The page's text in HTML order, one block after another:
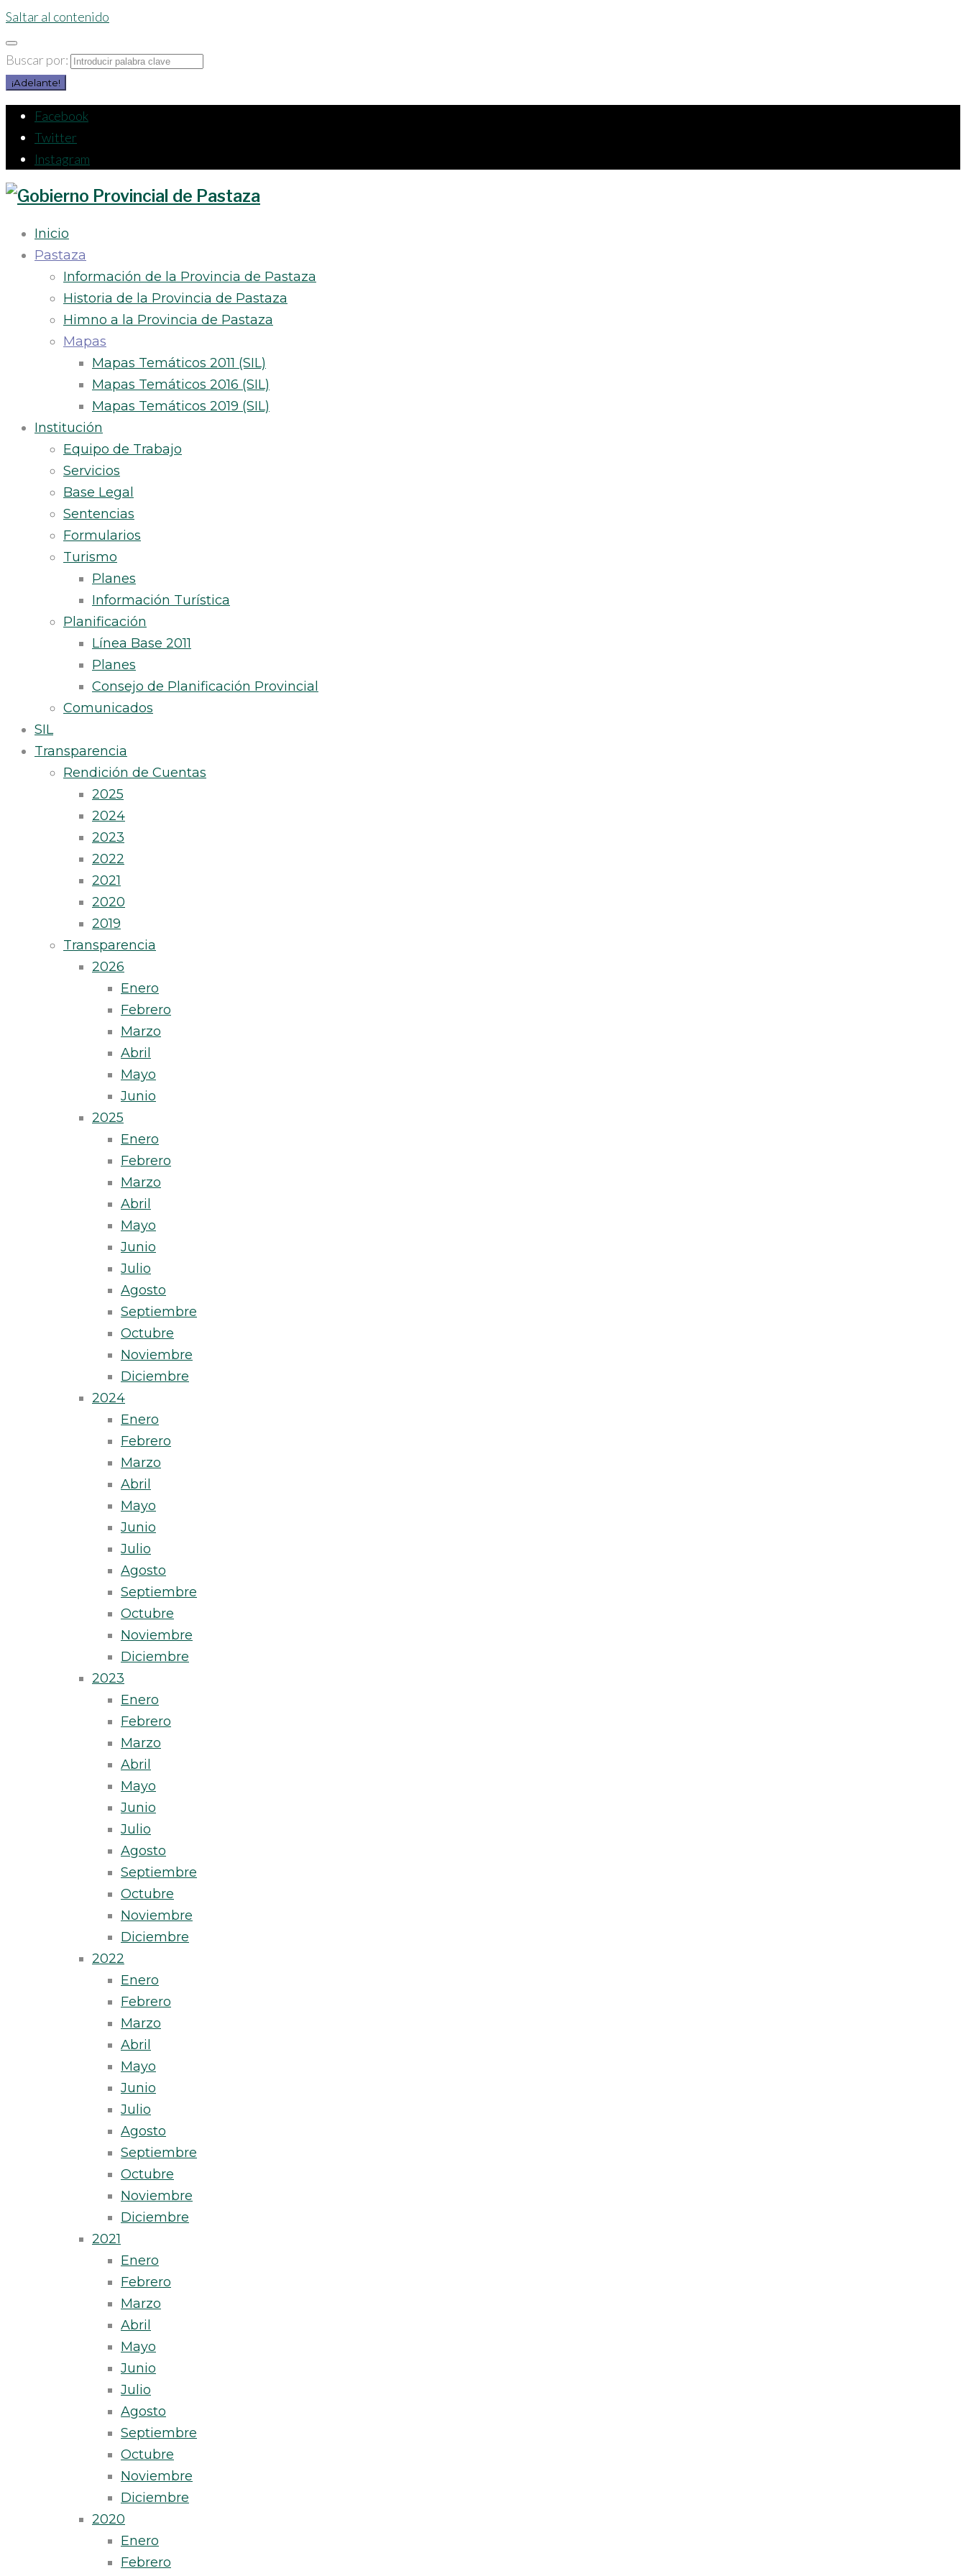
Saltar al contenido
Buscar por:
¡Adelante!
Facebook
Twitter
Instagram
Inicio
Pastaza
Información de la Provincia de Pastaza
Historia de la Provincia de Pastaza
Himno a la Provincia de Pastaza
Mapas
Mapas Temáticos 2011 (SIL)
Mapas Temáticos 2016 (SIL)
Mapas Temáticos 2019 (SIL)
Institución
Equipo de Trabajo
Servicios
Base Legal
Sentencias
Formularios
Turismo
Planes
Información Turística
Planificación
Línea Base 2011
Planes
Consejo de Planificación Provincial
Comunicados
SIL
Transparencia
Rendición de Cuentas
2025
2024
2023
2022
2021
2020
2019
Transparencia
2026
Enero
Febrero
Marzo
Abril
Mayo
Junio
2025
Enero
Febrero
Marzo
Abril
Mayo
Junio
Julio
Agosto
Septiembre
Octubre
Noviembre
Diciembre
2024
Enero
Febrero
Marzo
Abril
Mayo
Junio
Julio
Agosto
Septiembre
Octubre
Noviembre
Diciembre
2023
Enero
Febrero
Marzo
Abril
Mayo
Junio
Julio
Agosto
Septiembre
Octubre
Noviembre
Diciembre
2022
Enero
Febrero
Marzo
Abril
Mayo
Junio
Julio
Agosto
Septiembre
Octubre
Noviembre
Diciembre
2021
Enero
Febrero
Marzo
Abril
Mayo
Junio
Julio
Agosto
Septiembre
Octubre
Noviembre
Diciembre
2020
Enero
Febrero